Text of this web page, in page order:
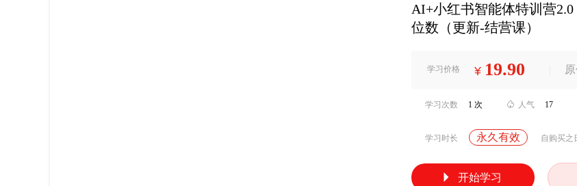
AI+小红书智能体特训营
位数（更新-结营课）
学习价格 ¥ 19.90
学习次数 1 次  人气 17
学习时长 永久有效 自购买之
 开始学习